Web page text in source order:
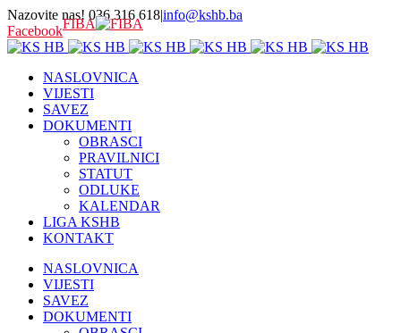
Nazovite nas! 036 316 618|info@kshb.ba
FacebookFIBA
NASLOVNICA
VIJESTI
SAVEZ
DOKUMENTI
OBRASCI
PRAVILNICI
STATUT
ODLUKE
KALENDAR
LIGA KSHB
KONTAKT
NASLOVNICA
VIJESTI
SAVEZ
DOKUMENTI